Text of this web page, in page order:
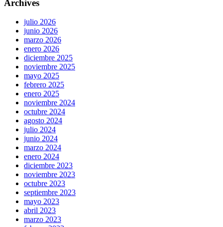
guía
para
solucionar
tus
problemas
de
pareja
Archives
julio 2026
junio 2026
marzo 2026
enero 2026
diciembre 2025
noviembre 2025
mayo 2025
febrero 2025
enero 2025
noviembre 2024
octubre 2024
agosto 2024
julio 2024
junio 2024
marzo 2024
enero 2024
diciembre 2023
noviembre 2023
octubre 2023
septiembre 2023
mayo 2023
abril 2023
marzo 2023